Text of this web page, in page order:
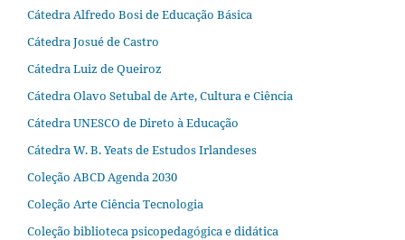
Cátedra Alfredo Bosi de Educação Básica
Cátedra Josué de Castro
Cátedra Luiz de Queiroz
Cátedra Olavo Setubal de Arte, Cultura e Ciência
Cátedra UNESCO de Direto à Educação
Cátedra W. B. Yeats de Estudos Irlandeses
Coleção ABCD Agenda 2030
Coleção Arte Ciência Tecnologia
Coleção biblioteca psicopedagógica e didática